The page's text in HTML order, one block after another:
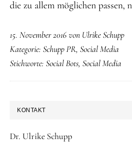
die zu allem möglichen passen,
15. November 2016von Ulrike Schupp
Kategorie: Schupp PR, Social Media
Stichworte: Social Bots, Social Media
SEITENSPALTE
KONTAKT
Dr. Ulrike Schupp